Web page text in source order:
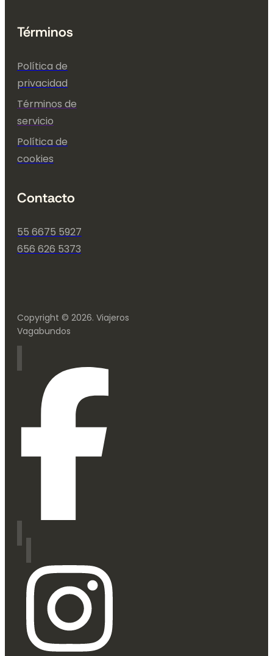
Términos
Política de
privacidad
Términos de
servicio
Política de
cookies
Contacto
55 6675 5927
656 626 5373
Copyright © 2026. Viajeros
Vagabundos